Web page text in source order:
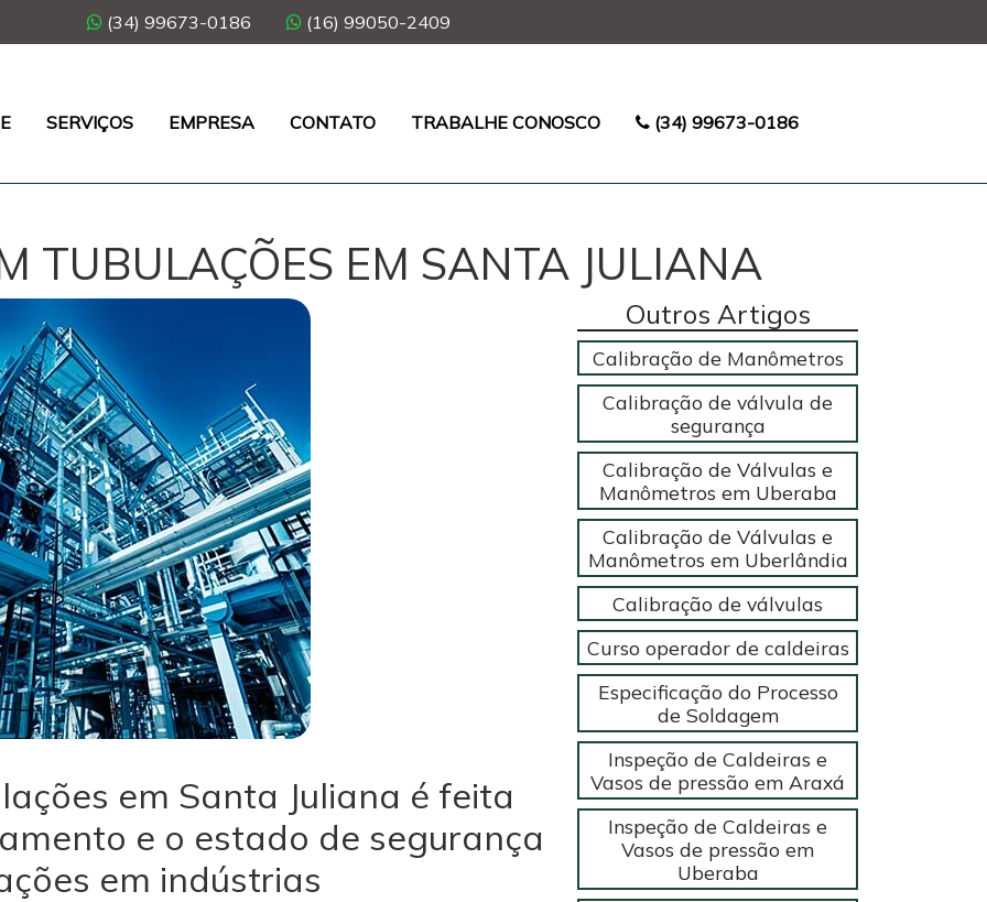
(34) 99673-0186 (16) 99050-2409
SERVIÇOS EMPRESA CONTATO TRABALHE CONOSCO (34) 99673-0186
TUBULAÇÕES EM SANTA JULIANA
em Santa Juliana é feita
e o estado de segurança
em indústrias
Outros Artigos
Calibração de Manômetros
Calibração de válvula de
segurança
Calibração de Válvulas e
Manômetros em Uberaba
Calibração de Válvulas e
Manômetros em Uberlândia
Calibração de válvulas
Curso operador de caldeiras
Especificação do Processo
de Soldagem
Inspeção de Caldeiras e
Vasos de pressão em Araxá
Inspeção de Caldeiras e
Vasos de pressão em
Uberaba